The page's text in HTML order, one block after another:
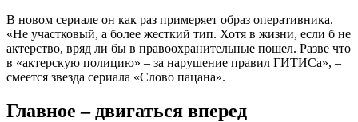
В новом сериале он как раз примеряет образ оперативника.
«Не участковый, а более жесткий тип. Хотя в жизни, если б не
актерство, вряд ли бы в правоохранительные пошел. Разве что
в «актерскую полицию» – за нарушение правил ГИТИСа», –
смеется звезда сериала «Слово пацана».
Главное – двигаться вперед